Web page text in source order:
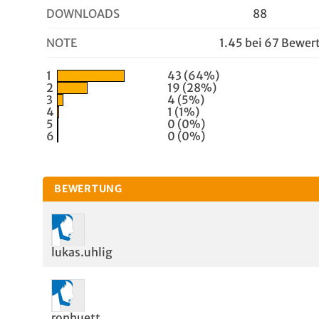
DOWNLOADS 88
NOTE 1.45 bei 67
1
43 (64%)
2
19 (28%)
3
4 (5%)
4
1 (1%)
5
0 (0%)
6
0 (0%)
BEWERTUNG
lukas.uhlig